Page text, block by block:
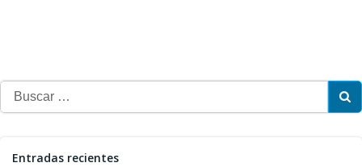
Buscar:
Entradas recientes